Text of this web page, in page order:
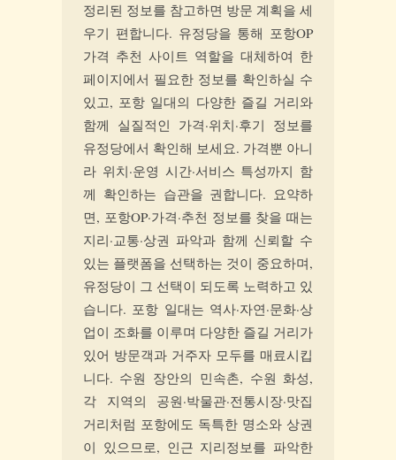
정리된 정보를 참고하면 방문 계획을 세
우기 편합니다. 유정당을 통해 포항OP
가격 추천 사이트 역할을 대체하여 한
페이지에서 필요한 정보를 확인하실 수
있고, 포항 일대의 다양한 즐길 거리와
함께 실질적인 가격·위치·후기 정보를
유정당에서 확인해 보세요. 가격뿐 아니
라 위치·운영 시간·서비스 특성까지 함
께 확인하는 습관을 권합니다. 요약하
면, 포항OP·가격·추천 정보를 찾을 때는
지리·교통·상권 파악과 함께 신뢰할 수
있는 플랫폼을 선택하는 것이 중요하며,
유정당이 그 선택이 되도록 노력하고 있
습니다. 포항 일대는 역사·자연·문화·상
업이 조화를 이루며 다양한 즐길 거리가
있어 방문객과 거주자 모두를 매료시킵
니다. 수원 장안의 민속촌, 수원 화성,
각 지역의 공원·박물관·전통시장·맛집
거리처럼 포항에도 독특한 명소와 상권
이 있으므로, 인근 지리정보를 파악한